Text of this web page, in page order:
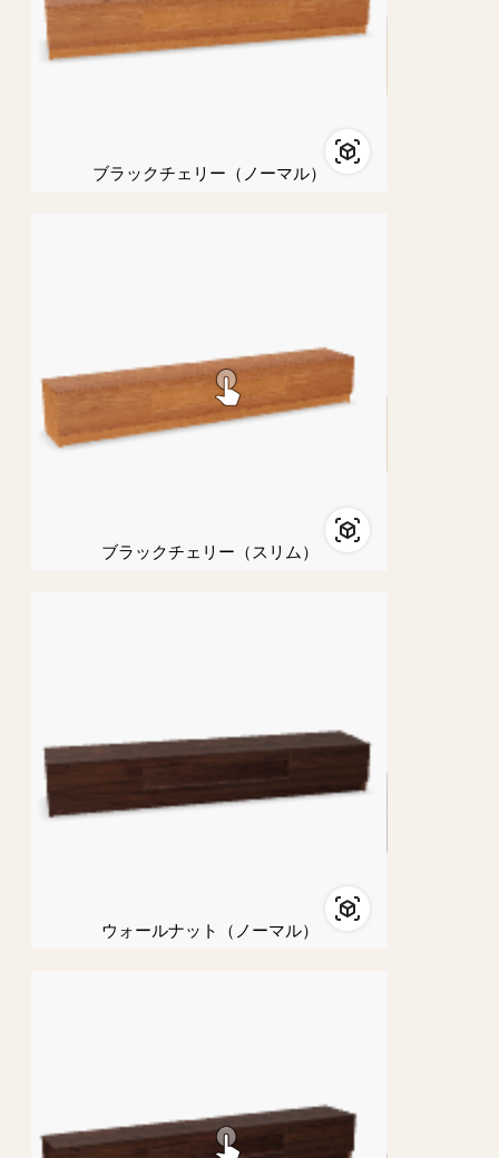
ブラックチェリー（ノーマル）
ブラックチェリー（スリム）
ウォールナット（ノーマル）